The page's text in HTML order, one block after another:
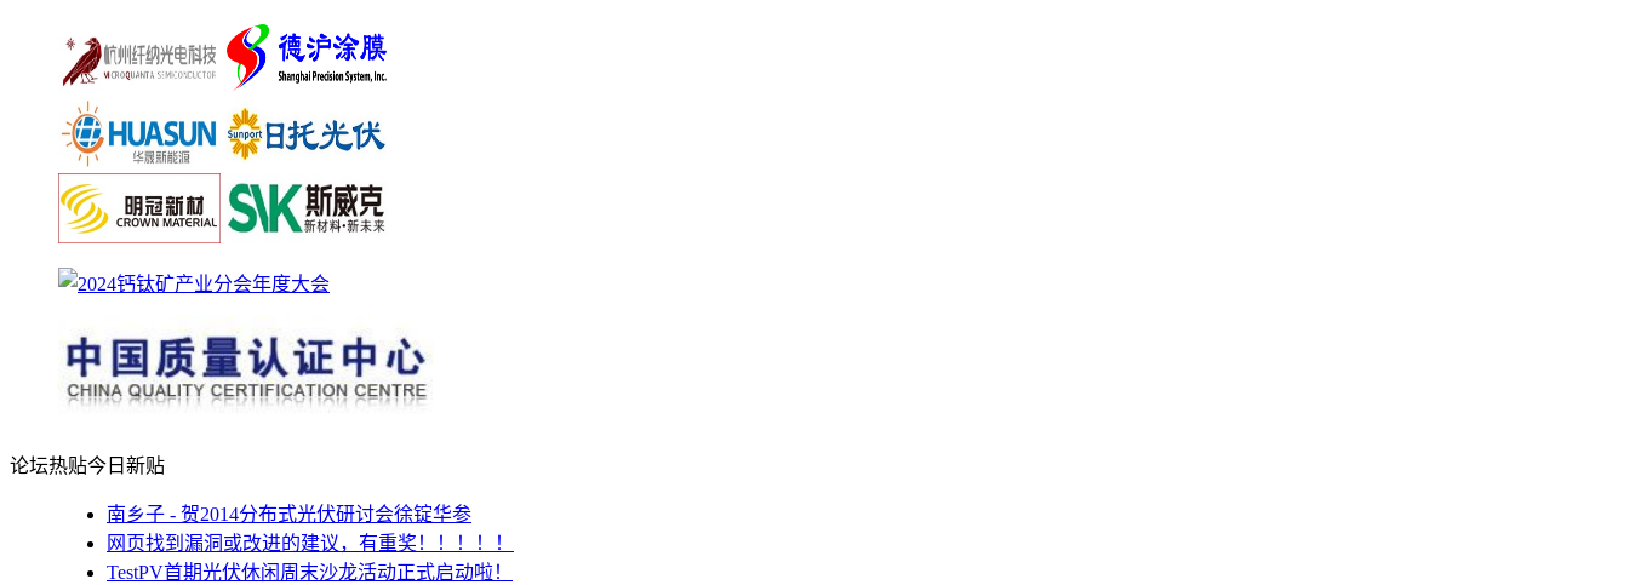
论坛热贴今日新贴
南乡子 - 贺2014分布式光伏研讨会徐锭华参
网页找到漏洞或改进的建议，有重奖！！！！！
TestPV首期光伏休闲周末沙龙活动正式启动啦！